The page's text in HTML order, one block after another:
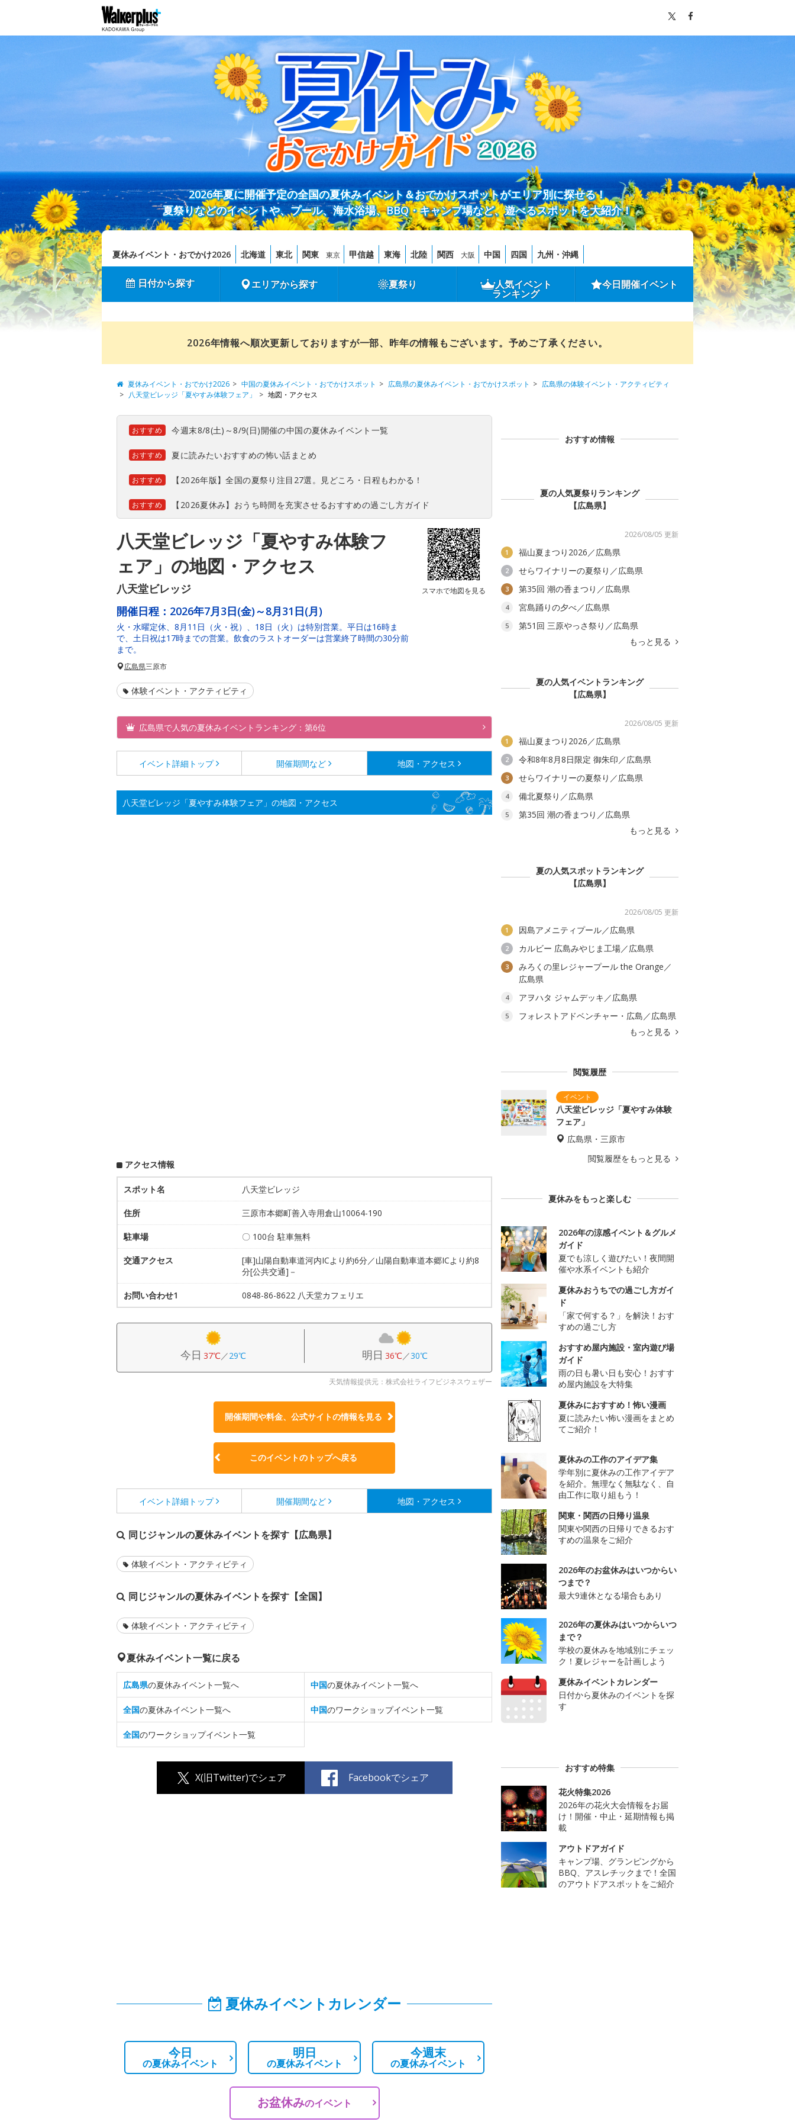
2026年夏に開催予定の全国の夏休みイベント＆おでかけスポットがエリア別に探せる！
夏祭りなどのイベントや、プール、海水浴場、BBQ・キャンプ場など、遊べるスポットを大紹介！
夏休みイベント・おでかけ2026 北海道 東北 関東 東京 甲信越 東海 北陸 関西 大阪 中国 四国 九州・沖縄
日付から探す エリアから探す 夏祭り 人気イベント
ランキング
今日開催イベント
2026年情報へ順次更新しておりますが一部、昨年の情報もございます。予めご了承ください。
夏休みイベント・おでかけ2026 中国の夏休みイベント・おでかけスポット 広島県の夏休みイベント・おでかけスポット
広島県の体験イベント・アクティビティ
八天堂ビレッジ「夏やすみ体験フェア」
地図・アクセス
おすすめ 今週末8/8(土)～8/9(日)開催の中国の夏休みイベント一覧
おすすめ 夏に読みたいおすすめの怖い話まとめ
おすすめ 【2026年版】全国の夏祭り注目27選。見どころ・日程もわかる！
おすすめ 【2026夏休み】おうち時間を充実させるおすすめの過ごし方ガイド
八天堂ビレッジ「夏やすみ体験フ
ェア」の地図・アクセス
八天堂ビレッジ スマホで地図を見る
開催日程： 2026年7月3日(金)～8月31日(月)
火・水曜定休、8月11日（火・祝）、18日（火）は特別営業。平日は16時ま
で、土日祝は17時までの営業。飲食のラストオーダーは営業終了時間の30分前
まで。
広島県三原市
体験イベント・アクティビティ
広島県で人気の夏休みイベントランキング：第6位
イベント詳細 トップ 開催期間など 地図・アクセス
八天堂ビレッジ「夏やすみ体験フェア」の地図・アクセス
アクセス情報
スポット名 八天堂ビレッジ
住所 三原市本郷町善入寺用倉山10064-190
駐車場 〇 100台 駐車無料
交通アクセス
[車]山陽自動車道河内ICより約6分／山陽自動車道本郷ICより約8
分[公共交通]－
お問い合わせ1 0848-86-8622 八天堂カフェリエ
今日 37℃／29℃ 明日 36℃／30℃
天気情報提供元：株式会社ライフビジネスウェザー
開催期間や料金、公式サイトの情報を見る
このイベントのトップへ戻る
イベント詳細 トップ 開催期間など 地図・アクセス
同じジャンルの夏休みイベントを探す【広島県】
体験イベント・アクティビティ
同じジャンルの夏休みイベントを探す【全国】
体験イベント・アクティビティ
夏休みイベント一覧に戻る
広島県の夏休みイベント一覧へ 中国の夏休みイベント一覧へ
全国の夏休みイベント一覧へ 中国のワークショップイベント一覧
全国のワークショップイベント一覧
X(旧Twitter)でシェア Facebookでシェア
夏休みイベントカレンダー
今日
の夏休みイベント
明日
の夏休みイベント
今週末
の夏休みイベント
お盆休みのイベント
おすすめ情報
夏の人気夏祭りランキング
【広島県】
2026/08/05 更新
1 福山夏まつり2026／広島県
2 せらワイナリーの夏祭り／広島県
3 第35回 潮の香まつり／広島県
4 宮島踊りの夕べ／広島県
5
第51回 三原やっさ祭り／広島県
もっと見る
夏の人気イベントランキング
【広島県】
2026/08/05 更新
1 福山夏まつり2026／広島県
2 令和8年8月8日限定 御朱印／広島県
3 せらワイナリーの夏祭り／広島県
4 備北夏祭り／広島県
5
第35回 潮の香まつり／広島県
もっと見る
夏の人気スポットランキング
【広島県】
2026/08/05 更新
1 因島アメニティプール／広島県
2 カルビー 広島みやじま工場／広島県
3
みろくの里レジャープール the Orange／
広島県
4 アヲハタ ジャムデッキ／広島県
5
フォレストアドベンチャー・広島／広島県
もっと見る
閲覧履歴
八天堂ビレッジ「夏やすみ体験
フェア」
広島県・三原市
閲覧履歴をもっと見る
夏休みをもっと楽しむ
2026年の涼感イベント＆グルメ
ガイド
夏でも涼しく遊びたい！夜間開
催や水系イベントも紹介
夏休みおうちでの過ごし方ガイ
ド
「家で何する？」を解決！おす
すめの過ごし方
おすすめ屋内施設・室内遊び場
ガイド
雨の日も暑い日も安心！おすす
め屋内施設を大特集
夏休みにおすすめ！怖い漫画
夏に読みたい怖い漫画をまとめ
てご紹介！
夏休みの工作のアイデア集
学年別に夏休みの工作アイデア
を紹介。無理なく無駄なく、自
由工作に取り組もう！
関東・関西の日帰り温泉
関東や関西の日帰りできるおす
すめの温泉をご紹介
2026年のお盆休みはいつからい
つまで？
最大9連休となる場合もあり
2026年の夏休みはいつからいつ
まで？
学校の夏休みを地域別にチェッ
ク！夏レジャーを計画しよう
夏休みイベントカレンダー
日付から夏休みのイベントを探
す
おすすめ特集
花火特集2026
2026年の花火大会情報をお届
け！開催・中止・延期情報も掲
載
アウトドアガイド
キャンプ場、グランピングから
BBQ、アスレチックまで！全国
のアウトドアスポットをご紹介